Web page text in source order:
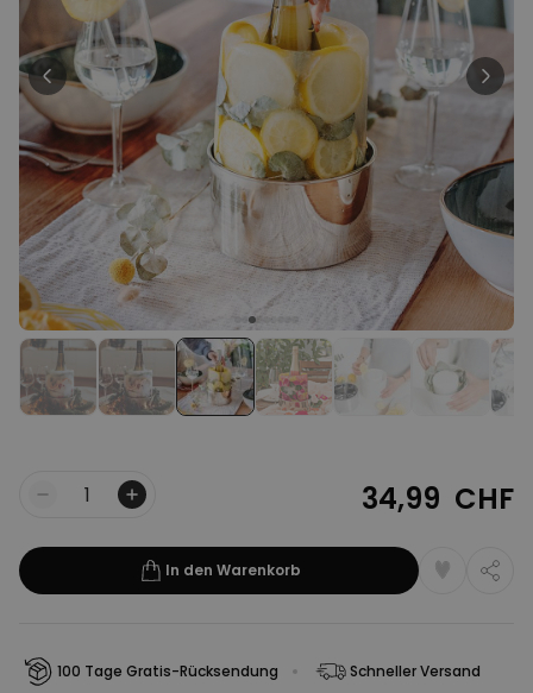
Personalisierbar
Personalisierbarer Bierkrug
mit Logo und Gesicht
über 71.100
24,99 CHF
Personalisierbar
Personalisierbares Handtuch
mit Getränken und Spruch
über 10.000
mal gekauft
39,99 CHF
Personalisierbar
Personalisierte Vase mit Text
und Symbol
über 1.300
mal gekauft
34,99 CHF
34,99 CHF
In den Warenkorb
100 Tage Gratis-Rücksendung
Schneller Versand